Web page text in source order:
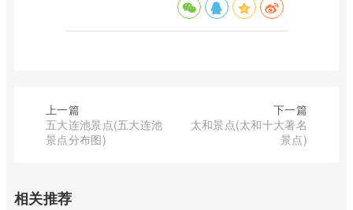
上一篇
五大连池景点(五大连池
景点分布图)
下一篇
太和景点(太和十大著名
景点)
相关推荐